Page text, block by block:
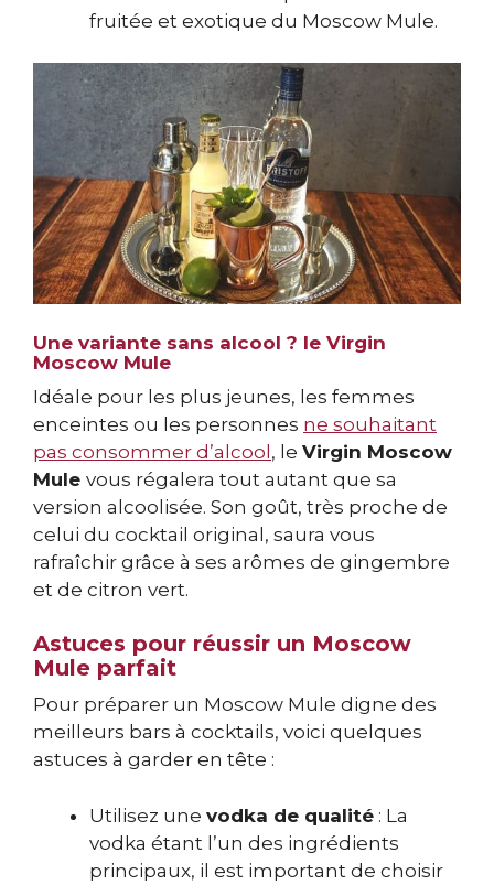
fruitée et exotique du Moscow Mule.
Une variante sans alcool ? le Virgin
Moscow Mule
Idéale pour les plus jeunes, les femmes
enceintes ou les personnes ne souhaitant
pas consommer d’alcool, le Virgin Moscow
Mule vous régalera tout autant que sa
version alcoolisée. Son goût, très proche de
celui du cocktail original, saura vous
rafraîchir grâce à ses arômes de gingembre
et de citron vert.
Astuces pour réussir un Moscow
Mule parfait
Pour préparer un Moscow Mule digne des
meilleurs bars à cocktails, voici quelques
astuces à garder en tête :
Utilisez une vodka de qualité : La
vodka étant l’un des ingrédients
principaux, il est important de choisir